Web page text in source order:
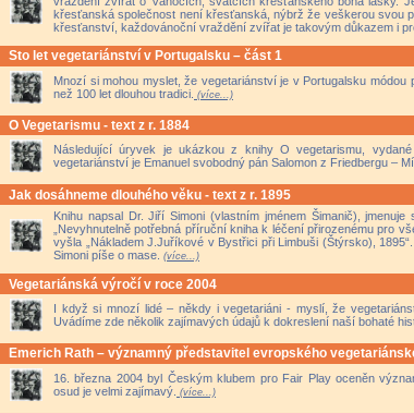
křesťanská společnost není křesťanská, nýbrž že veškerou svou
křesťanství, každovánoční vraždění zvířat je takovým důkazem i
Sto let vegetariánství v Portugalsku – část 1
Mnozí si mohou myslet, že vegetariánství je v Portugalsku
než 100 let dlouhou tradici. (více...)
O Vegetarismu - text z r. 1884
Následující úryvek je ukázkou z knihy O vegetarismu,
vegetariánství je Emanuel svobodný pán Salomon z Friedbergu –
Jak dosáhneme dlouhého věku - text z r. 1895
Knihu napsal Dr. Jiří Simoni (vlastním jménem Šimanič),
„Nevyhnutelně potřebná příruční kniha k léčení přirozenému pro
vyšla „Nákladem J.Juříkové v Bystřici při Limbuši (Štýrsko),
Simoni píše o mase. (více...)
Vegetariánská výročí v roce 2004
I když si mnozí lidé – někdy i vegetariáni - myslí, že
Uvádíme zde několik zajímavých údajů k dokreslení naší bohaté
Emerich Rath – významný představitel evropského
16. března 2004 byl Českým klubem pro Fair Play oceněn
osud je velmi zajímavý. (více...)